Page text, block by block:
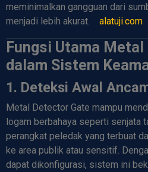
meminimalkan gangguan dari
menjadi lebih akurat.
alatuji.com
Fungsi Utama
dalam Sistem
1. Deteksi Awal
Metal Detector Gate mampu
logam berbahaya seperti senjata
perangkat peledak yang terbuat
ke area publik atau sensitif.
dapat dikonfigurasi, sistem ini